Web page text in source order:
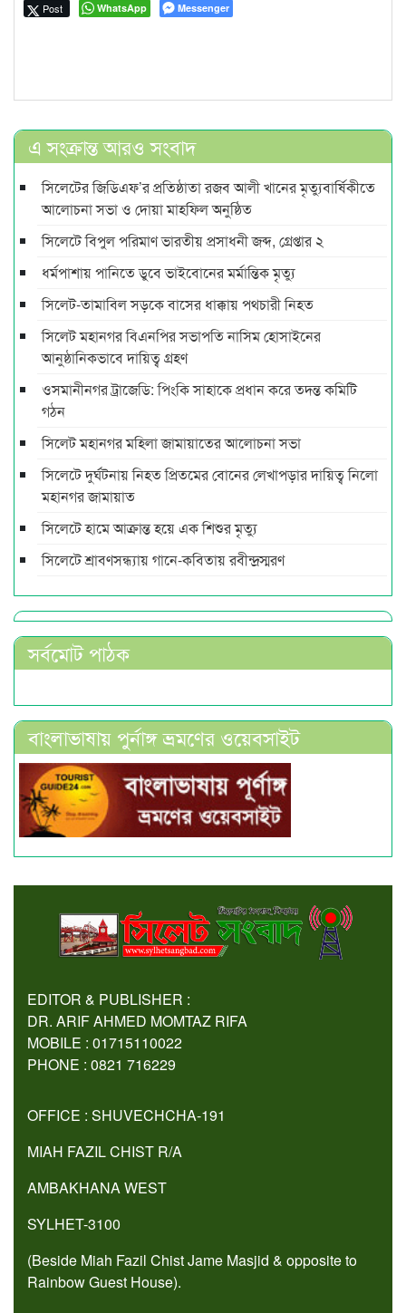
Post WhatsApp Messenger
এ সংক্রান্ত আরও সংবাদ
সিলেটের জিডিএফ’র প্রতিষ্ঠাতা রজব আলী খানের মৃত্যুবার্ষিকীতে
আলোচনা সভা ও দোয়া মাহফিল অনুষ্ঠিত
সিলেটে বিপুল পরিমাণ ভারতীয় প্রসাধনী জব্দ, গ্রেপ্তার ২
ধর্মপাশায় পানিতে ডুবে ভাইবোনের মর্মান্তিক মৃত্যু
সিলেট-তামাবিল সড়কে বাসের ধাক্কায় পথচারী নিহত
সিলেট মহানগর বিএনপির সভাপতি নাসিম হোসাইনের
আনুষ্ঠানিকভাবে দায়িত্ব গ্রহণ
ওসমানীনগর ট্রাজেডি: পিংকি সাহাকে প্রধান করে তদন্ত কমিটি
গঠন
সিলেট মহানগর মহিলা জামায়াতের আলোচনা সভা
সিলেটে দুর্ঘটনায় নিহত প্রিতমের বোনের লেখাপড়ার দায়িত্ব নিলো
মহানগর জামায়াত
সিলেটে হামে আক্রান্ত হয়ে এক শিশুর মৃত্যু
সিলেটে শ্রাবণসন্ধ্যায় গানে-কবিতায় রবীন্দ্রস্মরণ
সর্বমোট পাঠক
বাংলাভাষায় পুর্নাঙ্গ ভ্রমণের ওয়েবসাইট
EDITOR & PUBLISHER :
DR. ARIF AHMED MOMTAZ RIFA
MOBILE : 01715110022
PHONE : 0821 716229
OFFICE : SHUVECHCHA-191
MIAH FAZIL CHIST R/A
AMBAKHANA WEST
SYLHET-3100
(Beside Miah Fazil Chist Jame Masjid & opposite to
Rainbow Guest House).